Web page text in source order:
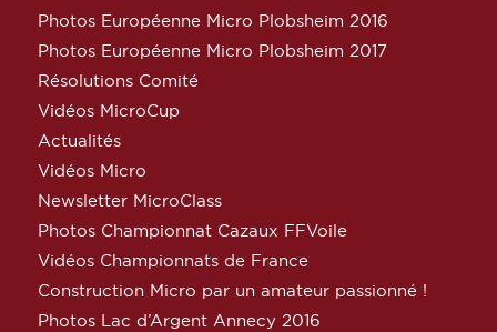
Photos Européenne Micro Plobsheim 2016
Photos Européenne Micro Plobsheim 2017
Résolutions Comité
Vidéos MicroCup
Actualités
Vidéos Micro
Newsletter MicroClass
Photos Championnat Cazaux FFVoile
Vidéos Championnats de France
Construction Micro par un amateur passionné !
Photos Lac d’Argent Annecy 2016